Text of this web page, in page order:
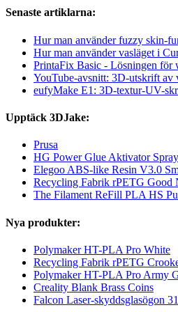
Senaste artiklarna:
Hur man använder fuzzy skin-
Hur man använder vasläget i
PrintaFix Basic - Lösningen för
YouTube-avsnitt: 3D-utskrift
eufyMake E1: 3D-textur-UV-
Upptäck 3DJake:
Prusa
HG Power Glue Aktivator Spray
Elegoo ABS-like Resin V3.0
Recycling Fabrik rPETG Good
The Filament ReFill PLA HS
Nya produkter:
Polymaker HT-PLA Pro White
Recycling Fabrik rPETG
Polymaker HT-PLA Pro Army
Creality Blank Brass Coins
Falcon Laser-skyddsglasögon